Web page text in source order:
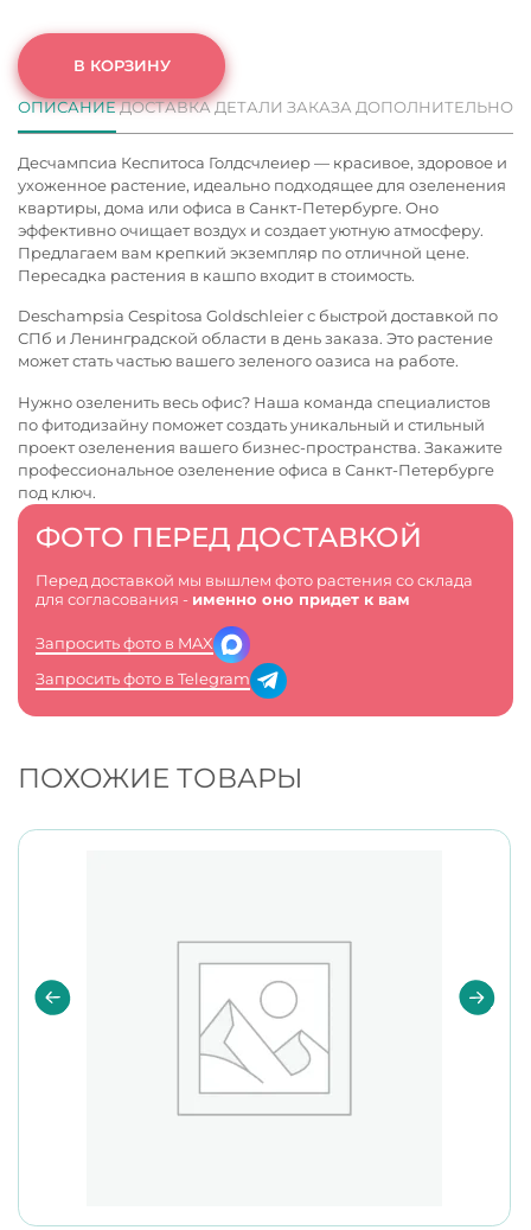
В КОРЗИНУ
ФОТО ПЕРЕД ДОСТАВКОЙ
Перед доставкой мы вышлем фото растения со склада
для согласования - именно оно придет к вам
Запросить фото в MAX
Запросить фото в Telegram
ОПИСАНИЕДОСТАВКАДЕТАЛИ ЗАКАЗА ДОПОЛНИТЕЛЬНО
Десчампсиа Кеспитоса Голдсчлеиер — красивое, здоровое и
ухоженное растение, идеально подходящее для озеленения
квартиры, дома или офиса в Санкт-Петербурге. Оно
эффективно очищает воздух и создает уютную атмосферу.
Предлагаем вам крепкий экземпляр по отличной цене.
Пересадка растения в кашпо входит в стоимость.
Deschampsia Cespitosa Goldschleier с быстрой доставкой по
СПб и Ленинградской области в день заказа. Это растение
может стать частью вашего зеленого оазиса на работе.
Нужно озеленить весь офис? Наша команда специалистов
по фитодизайну поможет создать уникальный и стильный
проект озеленения вашего бизнес-пространства. Закажите
профессиональноеозеленение офиса в Санкт-Петербурге
под ключ.
ПОХОЖИЕ ТОВАРЫ